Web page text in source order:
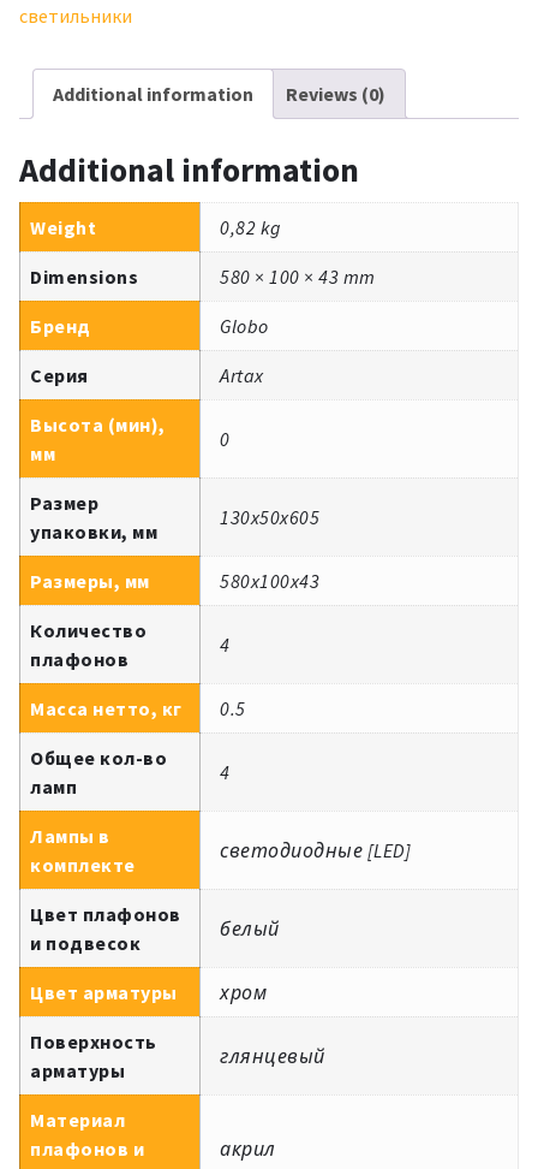
светильники
Additional information Reviews (0)
Additional information
Weight 0,82 kg
Dimensions 580 × 100 × 43 mm
Бренд Globo
Серия Artax
Высота (мин),
мм
0
Размер
упаковки, мм
130x50x605
Размеры, мм 580x100x43
Количество
плафонов
4
Масса нетто, кг 0.5
Общее кол-во
ламп
4
Лампы в
комплекте
светодиодные [LED]
Цвет плафонов
и подвесок
белый
Цвет арматуры хром
Поверхность
арматуры
глянцевый
Материал
плафонов и
акрил